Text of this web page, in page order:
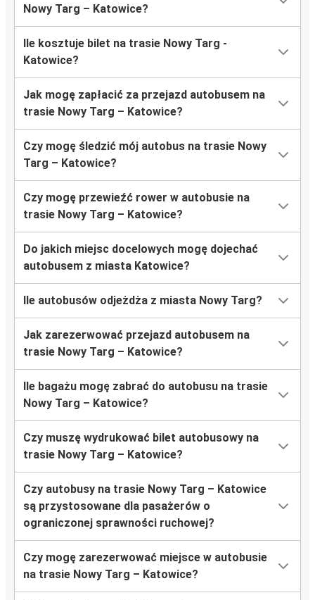
Nowy Targ – Katowice?
Ile kosztuje bilet na trasie Nowy Targ -
Katowice?
Jak mogę zapłacić za przejazd autobusem na
trasie Nowy Targ – Katowice?
Czy mogę śledzić mój autobus na trasie Nowy
Targ – Katowice?
Czy mogę przewieźć rower w autobusie na
trasie Nowy Targ – Katowice?
Do jakich miejsc docelowych mogę dojechać
autobusem z miasta Katowice?
Ile autobusów odjeżdża z miasta Nowy Targ?
Jak zarezerwować przejazd autobusem na
trasie Nowy Targ – Katowice?
Ile bagażu mogę zabrać do autobusu na trasie
Nowy Targ – Katowice?
Czy muszę wydrukować bilet autobusowy na
trasie Nowy Targ – Katowice?
Czy autobusy na trasie Nowy Targ – Katowice
są przystosowane dla pasażerów o
ograniczonej sprawności ruchowej?
Czy mogę zarezerwować miejsce w autobusie
na trasie Nowy Targ – Katowice?